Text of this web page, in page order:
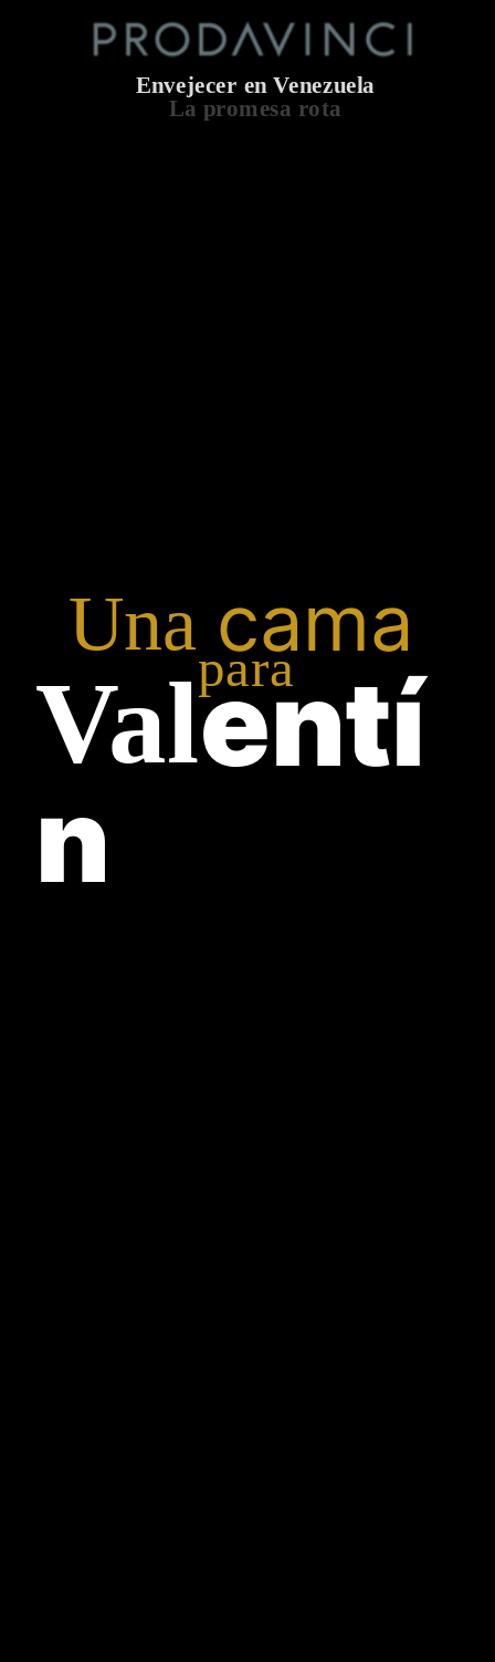
Envejecer en Venezuela
La promesa rota
Una cama
para
Valentí
n